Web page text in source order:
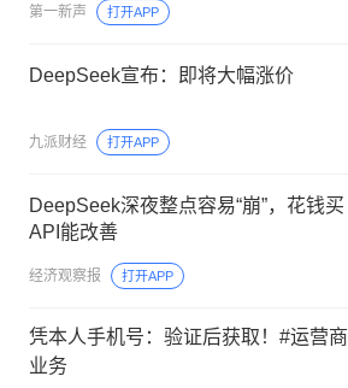
第一新声 打开APP
DeepSeek宣布：即将大幅涨价
九派财经 打开APP
DeepSeek深夜整点容易“崩”，花钱买
API能改善
经济观察报 打开APP
凭本人手机号：验证后获取！#运营商
业务